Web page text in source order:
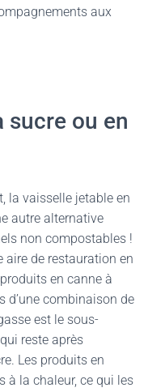
aux
sucre ou en
la vaisselle jetable en
autre alternative
non compostables !
aire de restauration en
en canne à
d’une combinaison de
est le sous-
reste après
Les produits en
à la chaleur, ce qui les